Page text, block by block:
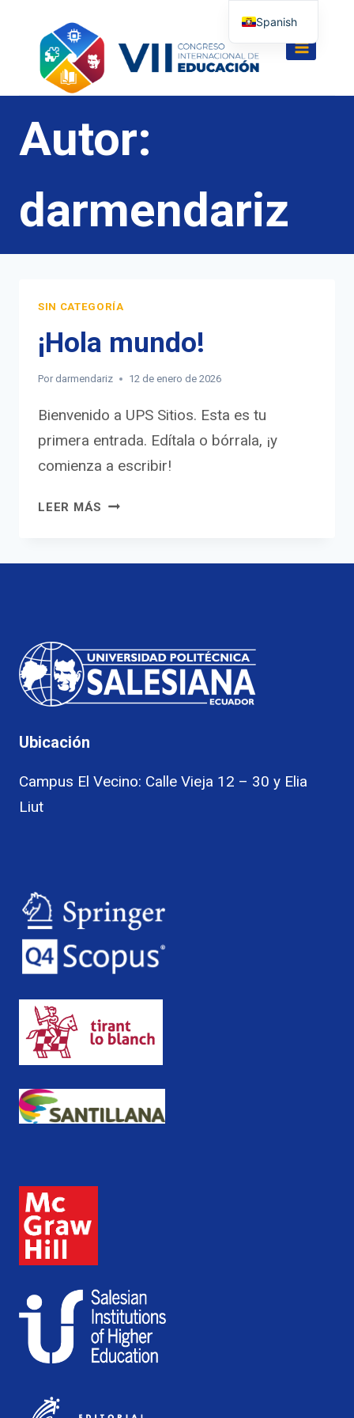
contenido
Autor:
darmendariz
SIN CATEGORÍA
¡Hola mundo!
Por darmendariz 12 de enero de 2026
Bienvenido a UPS Sitios. Esta es tu
primera entrada. Edítala o bórrala, ¡y
comienza a escribir!
LEER MÁS ¡HOLA
Ubicación
Campus El Vecino: Calle Vieja 12 – 30 y Elia
Liut
Spanish
English